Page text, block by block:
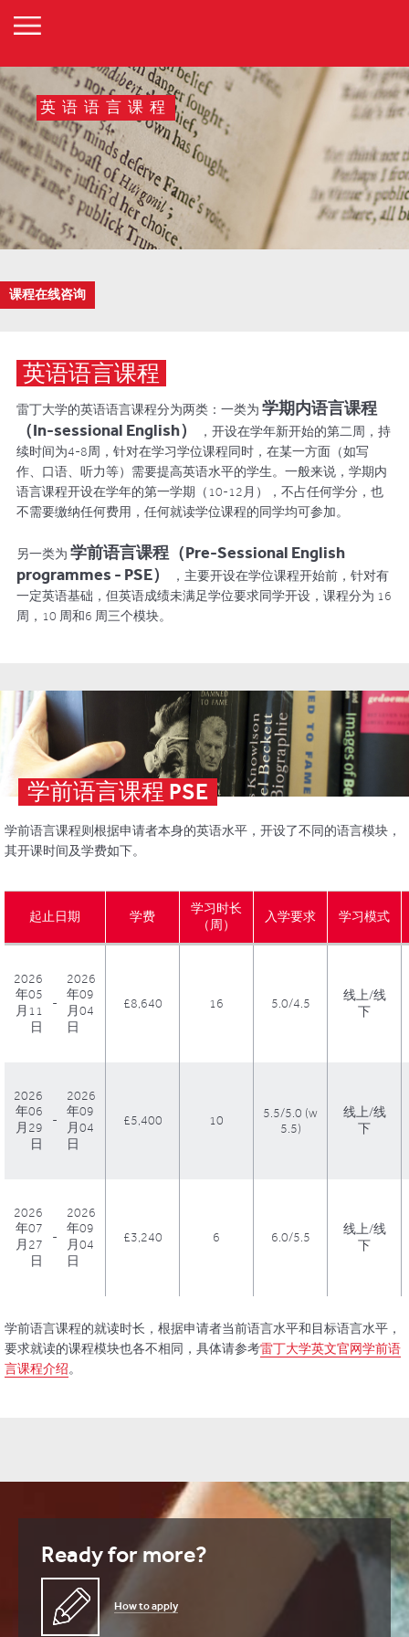
英语语言课程
课程在线咨询
英语语言课程
雷丁大学的英语语言课程分为两类：一类为 学期内语言课程
（In-sessional English）
，开设在学年新开始的第二周，持
续时间为4-8周，针对在学习学位课程同时，在某一方面（如写
作、口语、听力等）需要提高英语水平的学生。一般来说，学期内
语言课程开设在学年的第一学期（10-12月），不占任何学分，也
不需要缴纳任何费用，任何就读学位课程的同学均可参加。
另一类为 学前语言课程（Pre-Sessional English
programmes - PSE）
，主要开设在学位课程开始前，针对有
一定英语基础，但英语成绩未满足学位要求同学开设，课程分为 16
周，10 周和6 周三个模块。
学前语言课程 PSE
学前语言课程则根据申请者本身的英语水平，开设了不同的语言模块，
其开课时间及学费如下。
起止日期 学费
学习时长
（周）
入学要求 学习模式
2026
年05
月11
日
-
2026
年09
月04
日
£8,640 16 5.0/4.5
线上/线
下
2026
年06
月29
日
-
2026
年09
月04
日
£5,400 10
5.5/5.0 (w
5.5)
线上/线
下
2026
年07
月27
日
-
2026
年09
月04
日
£3,240 6 6.0/5.5
线上/线
下
学前语言课程的就读时长，根据申请者当前语言水平和目标语言水平，
要求就读的课程模块也各不相同，具体请参考雷丁大学英文官网学前语
言课程介绍。
Ready for more?
How to apply